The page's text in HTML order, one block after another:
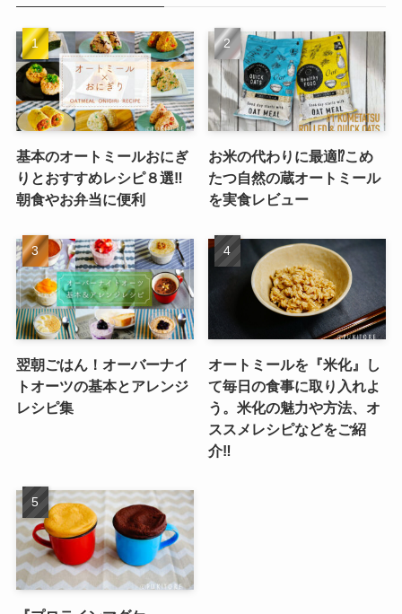
基本のオートミールおにぎ
りとおすすめレシピ８選‼︎
朝食やお弁当に便利
お米の代わりに最適⁉︎こめ
たつ自然の蔵オートミール
を実食レビュー
翌朝ごはん！オーバーナイ
トオーツの基本とアレンジ
レシピ集
オートミールを『米化』し
て毎日の食事に取り入れよ
う。米化の魅力や方法、オ
ススメレシピなどをご紹
介‼︎